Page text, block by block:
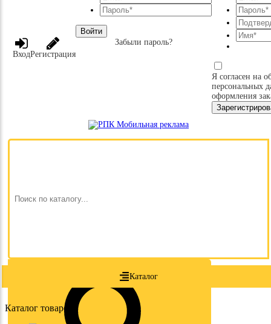
Каталог
ВходРегистрация
Войти
Забыли пароль?
Я согласен на
персональных
оформления
Каталог товаров